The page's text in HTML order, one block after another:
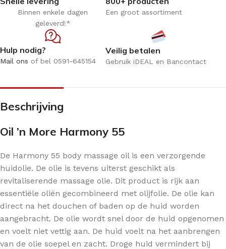
Binnen enkele dagen
geleverd!*
Een groot assortiment
Hulp nodig?
Mail ons of bel 0591-645154
Veilig betalen
Gebruik iDEAL en Bancontact
Beschrijving
Oil ’n More Harmony 55
De Harmony 55 body massage oil is een verzorgende
huidolie. De olie is tevens uiterst geschikt als
revitaliserende massage olie. Dit product is rijk aan
essentiële oliën gecombineerd met olijfolie. De olie kan
direct na het douchen of baden op de huid worden
aangebracht. De olie wordt snel door de huid opgenomen
en voelt niet vettig aan. De huid voelt na het aanbrengen
van de olie soepel en zacht. Droge huid vermindert bij